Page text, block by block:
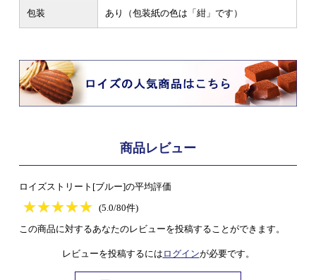
包装 あり（包装紙の色は「紺」です）
商品レビュー
ロイズストリート[ブルー]の平均評価
★★★★★
★★★★★ (5.0/80件)
この商品に対するあなたのレビューを投稿することができます。
レビューを投稿するには ログインが必要です。